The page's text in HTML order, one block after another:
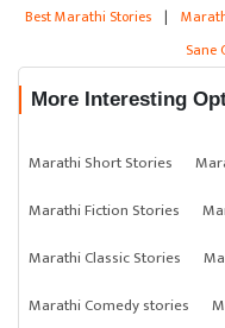
Best Marathi Stories |
Sane
More Interesting
Marathi Short Stories
Marathi Fiction Stories
Marathi Classic Stories
Marathi Comedy stories